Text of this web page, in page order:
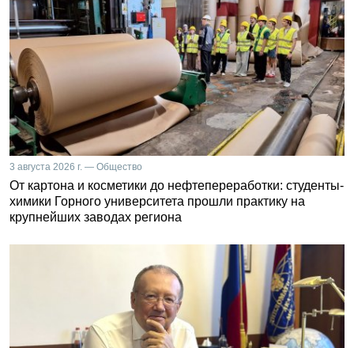
3 августа 2026 г. — Общество
От картона и косметики до нефтепереработки: студенты-
химики Горного университета прошли практику на
крупнейших заводах региона